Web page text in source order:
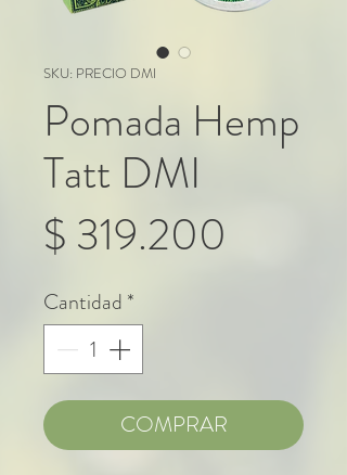
SKU: PRECIO DMI
Pomada Hemp
Tatt DMI
$ 319.200
Cantidad *
COMPRAR